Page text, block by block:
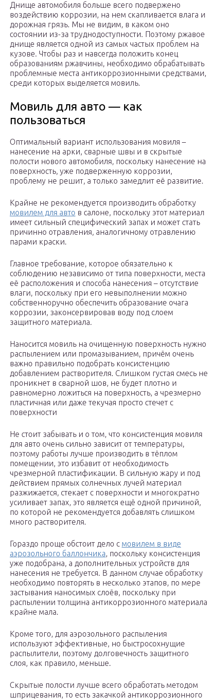
Днище автомобиля больше всего подвержено
воздействию коррозии, на нем скапливается влага и
дорожная грязь. Мы не видим, в каком оно
состоянии из-за труднодоступности. Поэтому ржавое
днище является одной из самых частых проблем на
кузове. Чтобы раз и навсегда положить конец
образованиям ржавчины, необходимо обрабатывать
проблемные места антикоррозионными средствами,
среди которых выделяется мовиль.
Мовиль для авто — как
пользоваться
Оптимальный вариант использования мовиля –
нанесение на арки, сварные швы и в скрытые
полости нового автомобиля, поскольку нанесение на
поверхность, уже подверженную коррозии,
проблему не решит, а только замедлит её развитие.
Крайне не рекомендуется производить обработку
мовилем для авто в салоне, поскольку этот материал
имеет сильный специфический запах и может стать
причинно отравления, аналогичному отравлению
парами краски.
Главное требование, которое обязательно к
соблюдению независимо от типа поверхности, места
её расположения и способа нанесения – отсутствие
влаги, поскольку при его невыполнении можно
собственноручно обеспечить образование очага
коррозии, законсервировав воду под слоем
защитного материала.
Наносится мовиль на очищенную поверхность нужно
распылением или промазыванием, причём очень
важно правильно подобрать консистенцию
добавлением растворителя. Слишком густая смесь не
проникнет в сварной шов, не будет плотно и
равномерно ложиться на поверхность, а чрезмерно
пластичная или даже текучая просто стечет с
поверхности
Не стоит забывать и о том, что консистенция мовиля
для авто очень сильно зависит от температуры,
поэтому работы лучше производить в тёплом
помещении, это избавит от необходимость
чрезмерной пластификации. В сильную жару и под
действием прямых солнечных лучей материал
разжижается, стекает с поверхности и многократно
усиливает запах, это является ещё одной причиной,
по которой не рекомендуется добавлять слишком
много растворителя.
Гораздо проще обстоит дело с мовилем в виде
аэрозольного баллончика, поскольку консистенция
уже подобрана, а дополнительных устройств для
нанесения не требуется. В данном случае обработку
необходимо повторять в несколько этапов, по мере
застывания наносимых слоёв, поскольку при
распылении толщина антикоррозионного материала
крайне мала.
Кроме того, для аэрозольного распыления
используют эффективные, но быстросохнущие
распылители, поэтому долговечность защитного
слоя, как правило, меньше.
Скрытые полости лучше всего обработать методом
шприцевания, то есть закачкой антикоррозионного